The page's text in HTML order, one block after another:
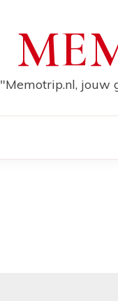
"Memotrip.nl, jouw